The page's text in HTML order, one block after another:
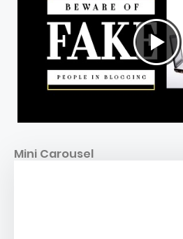
Mini Carousel